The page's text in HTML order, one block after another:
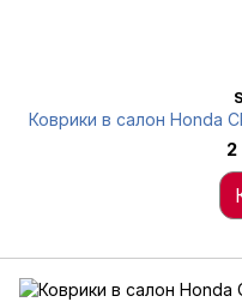
Коврики в салон Honda
2